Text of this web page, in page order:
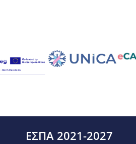
ΕΣΠΑ 2021-2027